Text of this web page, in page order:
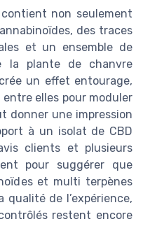
non seulement
des traces
et un ensemble de
la plante de chanvre
un effet entourage,
elles pour moduler
donner une impression
à un isolat de CBD
clients et plusieurs
pour suggérer que
et multi terpènes
de l’expérience,
restent encore